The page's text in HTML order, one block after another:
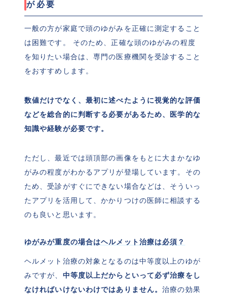
が必要
一般の方が家庭で頭のゆがみを正確に測定すること
は困難です。 そのため、正確な頭のゆがみの程度
を知りたい場合は、専門の医療機関を受診すること
をおすすめします。
数値だけでなく、最初に述べたように視覚的な評価
などを総合的に判断する必要があるため、医学的な
知識や経験が必要です。
ただし、最近では頭頂部の画像をもとに大まかなゆ
がみの程度がわかるアプリが登場しています。その
ため、受診がすぐにできない場合などは、そういっ
たアプリを活用して、かかりつけの医師に相談する
のも良いと思います。
ゆがみが重度の場合はヘルメット治療は必須？
ヘルメット治療の対象となるのは中等度以上のゆが
みですが、 中等度以上だからといって必ず治療をし
なければいけないわけではありません。治療の効果